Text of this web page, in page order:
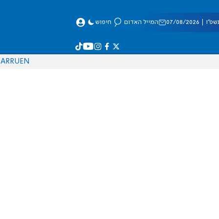
08/2026 המייל האדום חיפוש
EN
RU
AR